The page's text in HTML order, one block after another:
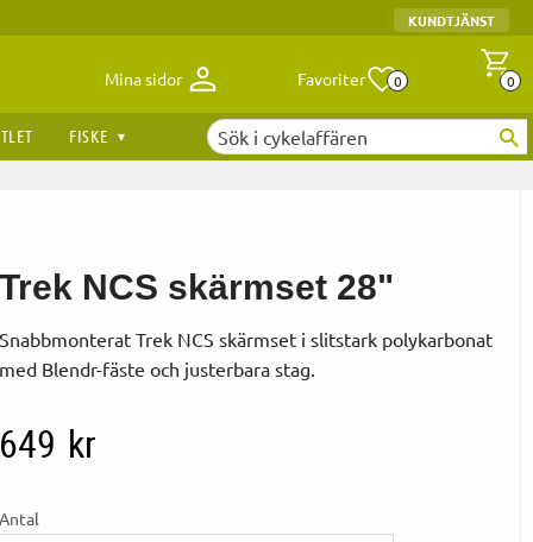
KUNDTJÄNST
Mina sidor Favoriter Antal
0 0
FISKE
NCS skärmset 28"
Trek NCS skärmset i slitstark polykarbonat
Blendr-fäste och justerbara stag.
kr